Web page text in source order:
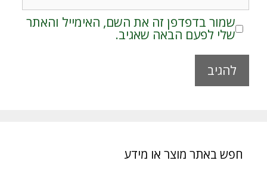
שמור בדפדפן זה את השם, האימייל והאתר
שלי לפעם הבאה שאגיב.
nחפש באתר מוצר או מידע